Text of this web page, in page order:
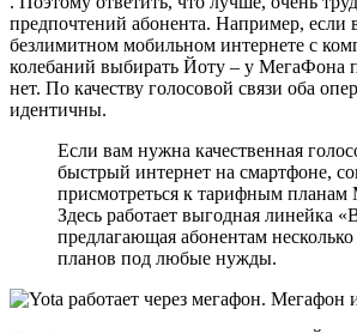
предпочтений абонента. Например, если
безлимитном мобильном интернете с
колебаний выбирать Йоту – у МегаФона
нет. По качеству голосовой связи оба
идентичны.
Если вам нужна качественная
быстрый интернет на смартфоне,
присмотреться к тарифным
Здесь работает выгодная линейка
предлагающая абонентам
планов под любые нужды.